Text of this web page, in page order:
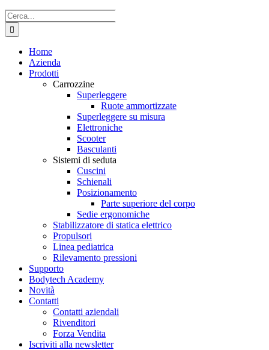
Cerca
per:
Home
Azienda
Prodotti
Carrozzine
Superleggere
Ruote ammortizzate
Superleggere su misura
Elettroniche
Scooter
Basculanti
Sistemi di seduta
Cuscini
Schienali
Posizionamento
Parte superiore del corpo
Sedie ergonomiche
Stabilizzatore di statica elettrico
Propulsori
Linea pediatrica
Rilevamento pressioni
Supporto
Bodytech Academy
Novità
Contatti
Contatti aziendali
Rivenditori
Forza Vendita
Iscriviti alla newsletter